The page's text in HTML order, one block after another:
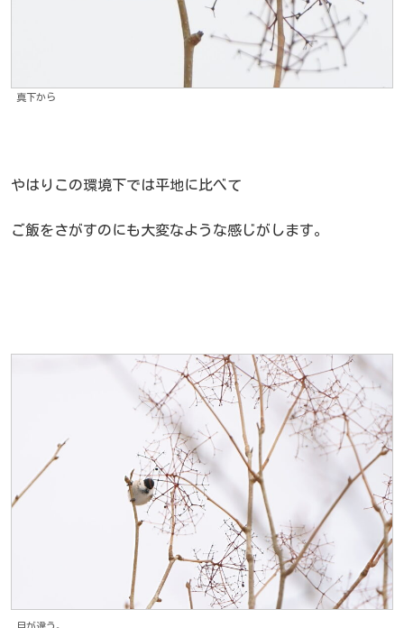
真下から
やはりこの環境下では平地に比べて
ご飯をさがすのにも大変なような感じがします。
目が違う。